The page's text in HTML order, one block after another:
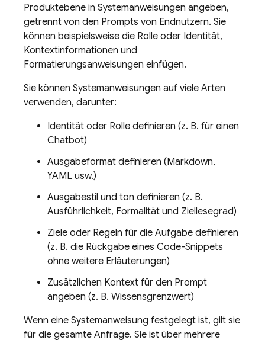
Produktebene in Systemanweisungen angeben,
getrennt von den Prompts von Endnutzern. Sie
können beispielsweise die Rolle oder Identität,
Kontextinformationen und
Formatierungsanweisungen einfügen.
Sie können Systemanweisungen auf viele Arten
verwenden, darunter:
Identität oder Rolle definieren (z. B. für einen
Chatbot)
Ausgabeformat definieren (Markdown,
YAML usw.)
Ausgabestil und ton definieren (z. B.
Ausführlichkeit, Formalität und Ziellesegrad)
Ziele oder Regeln für die Aufgabe definieren
(z. B. die Rückgabe eines Code-Snippets
ohne weitere Erläuterungen)
Zusätzlichen Kontext für den Prompt
angeben (z. B. Wissensgrenzwert)
Wenn eine Systemanweisung festgelegt ist, gilt sie
für die gesamte Anfrage. Sie ist über mehrere